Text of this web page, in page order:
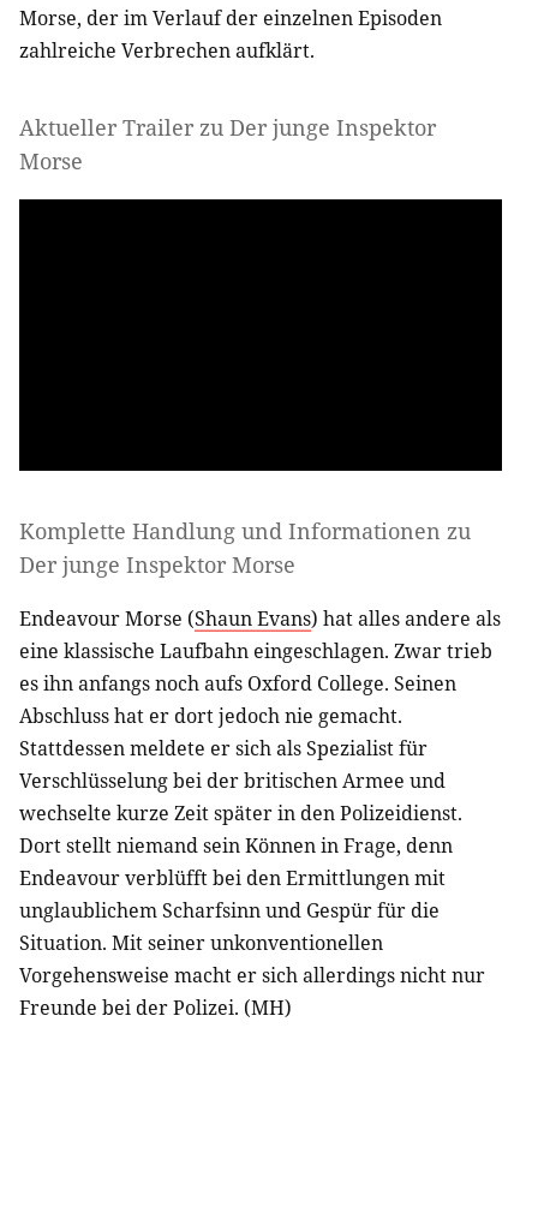
Morse, der im Verlauf der einzelnen Episoden
zahlreiche Verbrechen aufklärt.
Aktueller Trailer zu Der junge Inspektor
Morse
Komplette Handlung und Informationen zu
Der junge Inspektor Morse
Endeavour Morse (Shaun Evans) hat alles andere als
eine klassische Laufbahn eingeschlagen. Zwar trieb
es ihn anfangs noch aufs Oxford College. Seinen
Abschluss hat er dort jedoch nie gemacht.
Stattdessen meldete er sich als Spezialist für
Verschlüsselung bei der britischen Armee und
wechselte kurze Zeit später in den Polizeidienst.
Dort stellt niemand sein Können in Frage, denn
Endeavour verblüfft bei den Ermittlungen mit
unglaublichem Scharfsinn und Gespür für die
Situation. Mit seiner unkonventionellen
Vorgehensweise macht er sich allerdings nicht nur
Freunde bei der Polizei. (MH)